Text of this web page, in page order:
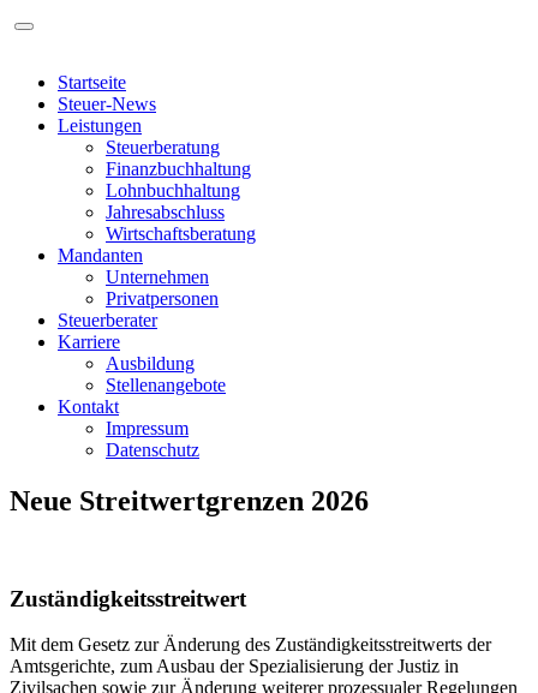
Startseite
Steuer-News
Leistungen
Steuerberatung
Finanzbuchhaltung
Lohnbuchhaltung
Jahresabschluss
Wirtschaftsberatung
Mandanten
Unternehmen
Privatpersonen
Steuerberater
Karriere
Ausbildung
Stellenangebote
Kontakt
Impressum
Datenschutz
Neue Streitwertgrenzen 2026
Zuständigkeitsstreitwert
Mit dem Gesetz zur Änderung des Zuständigkeitsstreitwerts der
Amtsgerichte, zum Ausbau der Spezialisierung der Justiz in
Zivilsachen sowie zur Änderung weiterer prozessualer Regelungen